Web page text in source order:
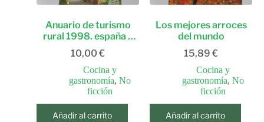
Anuario de turismo
rural 1998. españa y
portugal
10,00 €
Cocina y
gastronomía, No
ficción
Añadir al carrito
Los mejores arroces
del mundo
15,89 €
Cocina y
gastronomía, No
ficción
Añadir al carrito